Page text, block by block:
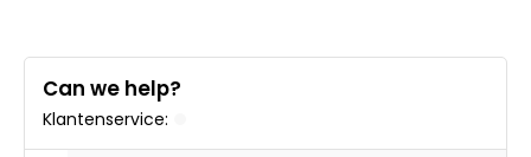
Can we help?
Klantenservice: